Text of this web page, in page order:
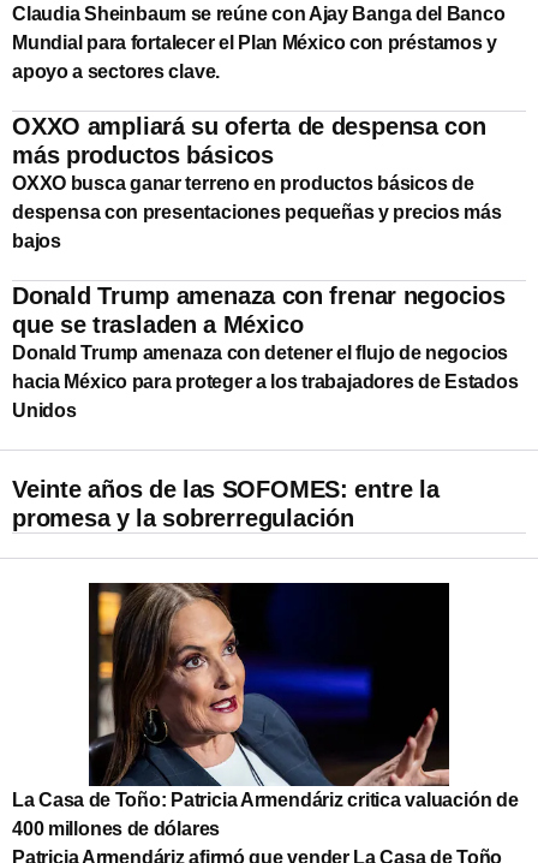
Claudia Sheinbaum se reúne con Ajay Banga del Banco
Mundial para fortalecer el Plan México con préstamos y
apoyo a sectores clave.
OXXO ampliará su oferta de despensa con
más productos básicos
OXXO busca ganar terreno en productos básicos de
despensa con presentaciones pequeñas y precios más
bajos
Donald Trump amenaza con frenar negocios
que se trasladen a México
Donald Trump amenaza con detener el flujo de negocios
hacia México para proteger a los trabajadores de Estados
Unidos
Veinte años de las SOFOMES: entre la
promesa y la sobrerregulación
La Casa de Toño: Patricia Armendáriz critica valuación de
400 millones de dólares
Patricia Armendáriz afirmó que vender La Casa de Toño